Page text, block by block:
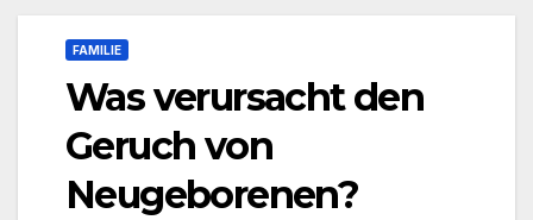
FAMILIE
Was verursacht den
Geruch von
Neugeborenen?